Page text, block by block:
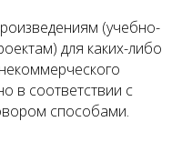
(учебно-
для каких-либо
в соответствии с
способами.